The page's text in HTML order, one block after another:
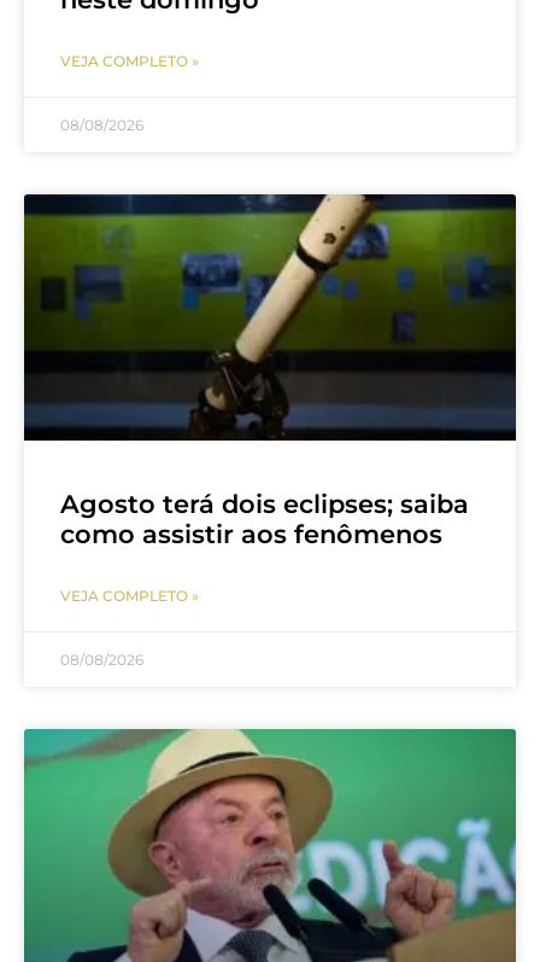
VEJA COMPLETO »
08/08/2026
Agosto terá dois eclipses; saiba
como assistir aos fenômenos
VEJA COMPLETO »
08/08/2026